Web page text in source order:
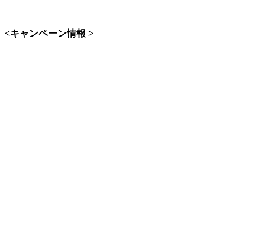
<キャンペーン情報 >